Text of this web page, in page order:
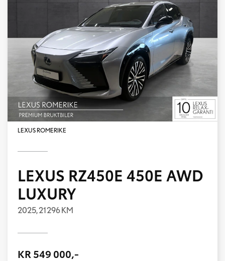
LEXUS ROMERIKE
LEXUS RZ450E 450E AWD
LUXURY
2025,21 296 KM
KR 549 000,-